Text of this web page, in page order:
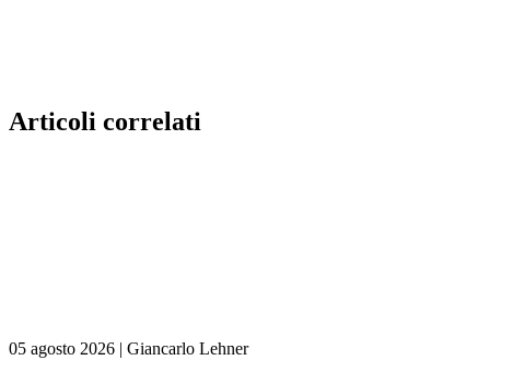
Articoli correlati
05 agosto 2026 | Giancarlo Lehner